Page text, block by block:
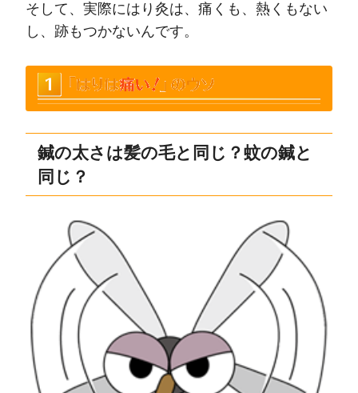
そして、実際にはり灸は、痛くも、熱くもない
し、跡もつかないんです。
鍼の太さは髪の毛と同じ？蚊の鍼と
同じ？